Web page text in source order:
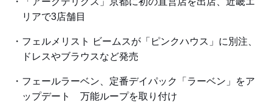
リアで3店舗目
フェルメリスト ビームスが「ピンクハウス」に別注、
ドレスやブラウスなど発売
フェールラーベン、定番デイパック「ラーベン」をア
ップデート 万能ループを取り付け